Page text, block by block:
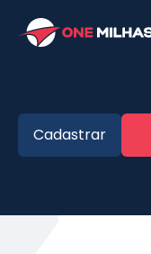
Cadastrar